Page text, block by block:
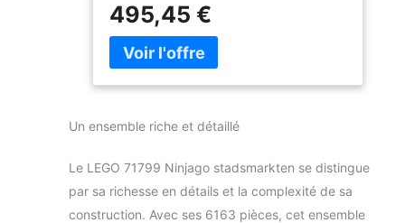
495,45 €
Un ensemble riche et détaillé
Le LEGO 71799 Ninjago stadsmarkten se distingue
par sa richesse en détails et la complexité de sa
construction. Avec ses 6163 pièces, cet ensemble